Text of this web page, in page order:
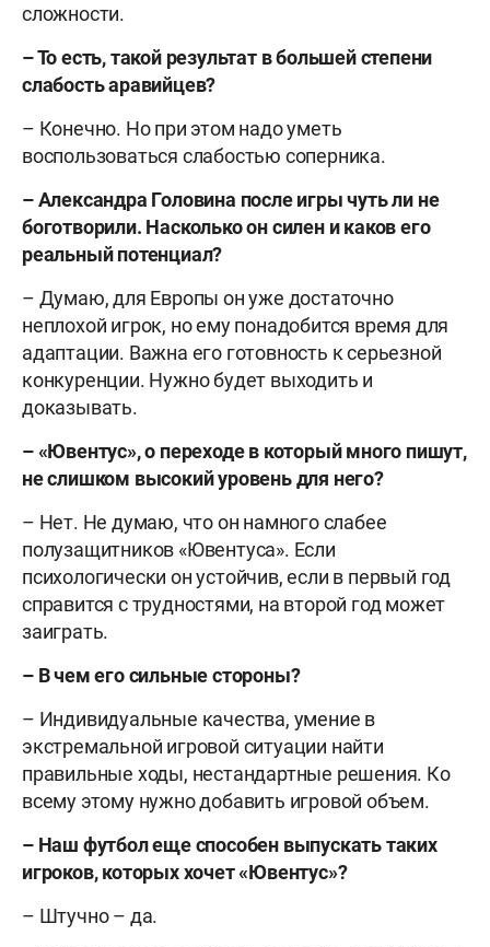
сложности.
– То есть, такой результат в большей степени
слабость аравийцев?
– Конечно. Но при этом надо уметь
воспользоваться слабостью соперника.
– Александра Головина после игры чуть ли не
боготворили. Насколько он силен и каков его
реальный потенциал?
– Думаю, для Европы он уже достаточно
неплохой игрок, но ему понадобится время для
адаптации. Важна его готовность к серьезной
конкуренции. Нужно будет выходить и
доказывать.
– «Ювентус», о переходе в который много пишут,
не слишком высокий уровень для него?
– Нет. Не думаю, что он намного слабее
полузащитников «Ювентуса». Если
психологически он устойчив, если в первый год
справится с трудностями, на второй год может
заиграть.
– В чем его сильные стороны?
– Индивидуальные качества, умение в
экстремальной игровой ситуации найти
правильные ходы, нестандартные решения. Ко
всему этому нужно добавить игровой объем.
– Наш футбол еще способен выпускать таких
игроков, которых хочет «Ювентус»?
– Штучно – да.